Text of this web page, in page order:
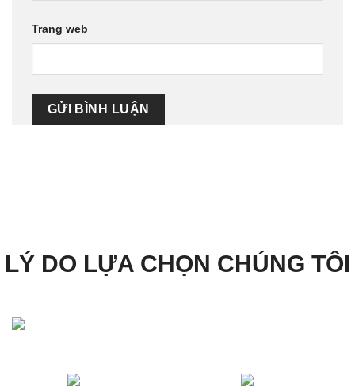
Trang web
LÝ DO LỰA CHỌN CHÚNG TÔI